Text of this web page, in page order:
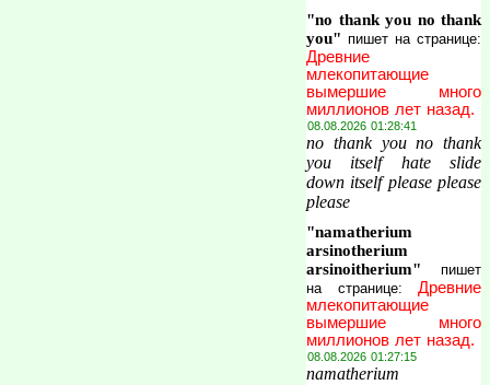
"no thank you no thank
you" пишет на странице:
Древние
млекопитающие
вымершие много
миллионов лет назад.
08.08.2026 01:28:41
no thank you no thank
you itself hate slide
down itself please please
please
"namatherium
arsinotherium
arsinoitherium" пишет
на странице: Древние
млекопитающие
вымершие много
миллионов лет назад.
08.08.2026 01:27:15
namatherium